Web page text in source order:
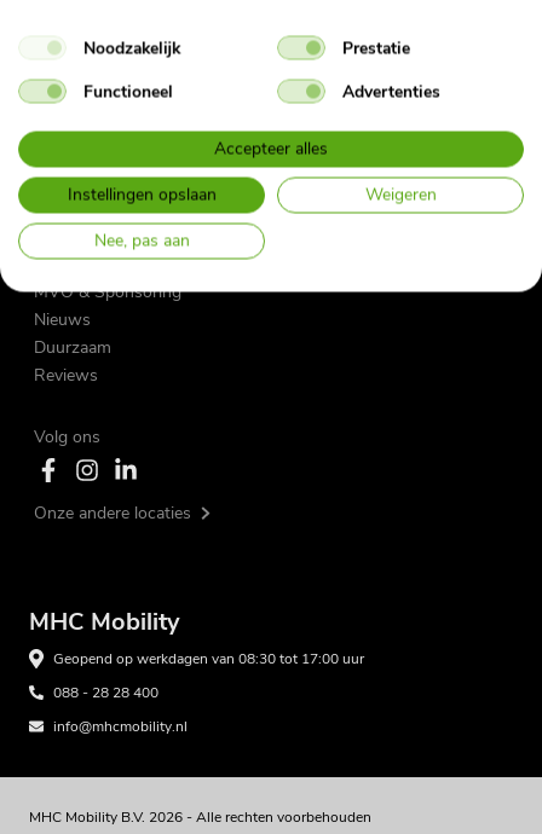
My Fleet Manager
My Mobility App
Contact
Herroepingsformulier Private Lease
Over ons
Vacatures
MVO & Sponsoring
Nieuws
Duurzaam
Reviews
Volg ons
Onze andere locaties
MHC Mobility
Geopend op werkdagen van 08:30 tot 17:00 uur
088 - 28 28 400
info@mhcmobility.nl
MHC Mobility B.V. 2026 - Alle rechten voorbehouden
Noodzakelijk
Prestatie
Functioneel
Advertenties
Accepteer alles
Instellingen opslaan
Weigeren
Nee, pas aan